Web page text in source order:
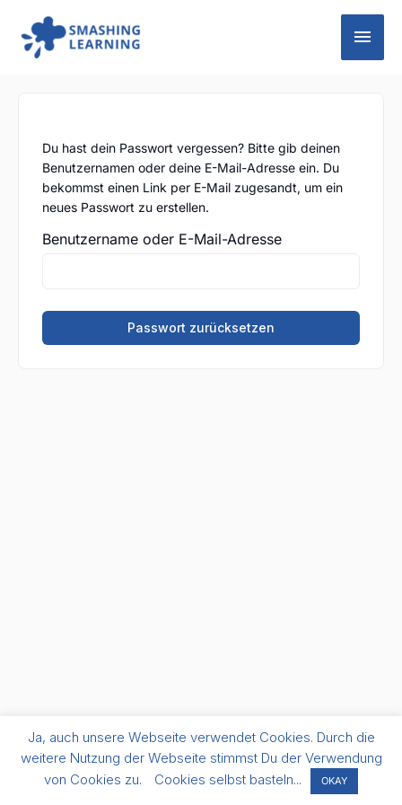
Inhalt
springen
Du hast dein Passwort vergessen? Bitte gib deinen
Benutzernamen oder deine E-Mail-Adresse ein. Du
bekommst einen Link per E-Mail zugesandt, um ein
neues Passwort zu erstellen.
Benutzername oder E-Mail-Adresse
Passwort zurücksetzen
Ja, auch unsere Webseite verwendet Cookies. Durch die
weitere Nutzung der Webseite stimmst Du der Verwendung
von Cookies zu.
Cookies selbst basteln... OKAY